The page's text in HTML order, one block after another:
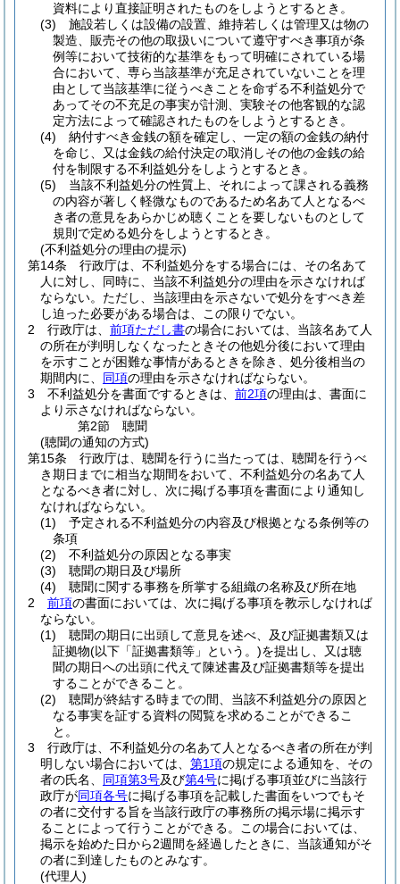
資料により直接証明されたものをしようとするとき。
(3)
施設若しくは設備の設置、維持若しくは管理又は物の
製造、販売その他の取扱いについて遵守すべき事項が条
例等において技術的な基準をもって明確にされている場
合において、専ら当該基準が充足されていないことを理
由として当該基準に従うべきことを命ずる不利益処分で
あってその不充足の事実が計測、実験その他客観的な認
定方法によって確認されたものをしようとするとき。
(4)
納付すべき金銭の額を確定し、一定の額の金銭の納付
を命じ、又は金銭の給付決定の取消しその他の金銭の給
付を制限する不利益処分をしようとするとき。
(5)
当該不利益処分の性質上、それによって課される義務
の内容が著しく軽微なものであるため名あて人となるべ
き者の意見をあらかじめ聴くことを要しないものとして
規則で定める処分をしようとするとき。
(不利益処分の理由の提示)
第14条
行政庁は、不利益処分をする場合には、その名あて
人に対し、同時に、当該不利益処分の理由を示さなければ
ならない。 ただし、当該理由を示さないで処分をすべき差
し迫った必要がある場合は、この限りでない。
2
行政庁は、 前項ただし書の場合においては、当該名あて人
の所在が判明しなくなったときその他処分後において理由
を示すことが困難な事情があるときを除き、処分後相当の
期間内に、 同項の理由を示さなければならない。
3
不利益処分を書面でするときは、 前2項の理由は、書面に
より示さなければならない。
第2節
聴聞
(聴聞の通知の方式)
第15条
行政庁は、聴聞を行うに当たっては、聴聞を行うべ
き期日までに相当な期間をおいて、不利益処分の名あて人
となるべき者に対し、次に掲げる事項を書面により通知し
なければならない。
(1)
予定される不利益処分の内容及び根拠となる条例等の
条項
(2)
不利益処分の原因となる事実
(3)
聴聞の期日及び場所
(4)
聴聞に関する事務を所掌する組織の名称及び所在地
2
前項の書面においては、次に掲げる事項を教示しなければ
ならない。
(1)
聴聞の期日に出頭して意見を述べ、及び証拠書類又は
証拠物(以下「証拠書類等」という。)を提出し、又は聴
聞の期日への出頭に代えて陳述書及び証拠書類等を提出
することができること。
(2)
聴聞が終結する時までの間、当該不利益処分の原因と
なる事実を証する資料の閲覧を求めることができるこ
と。
3
行政庁は、不利益処分の名あて人となるべき者の所在が判
明しない場合においては、 第1項の規定による通知を、その
者の氏名、 同項第3号及び第4号に掲げる事項並びに当該行
政庁が同項各号に掲げる事項を記載した書面をいつでもそ
の者に交付する旨を当該行政庁の事務所の掲示場に掲示す
ることによって行うことができる。
この場合においては、
掲示を始めた日から2週間を経過したときに、当該通知がそ
の者に到達したものとみなす。
(代理人)